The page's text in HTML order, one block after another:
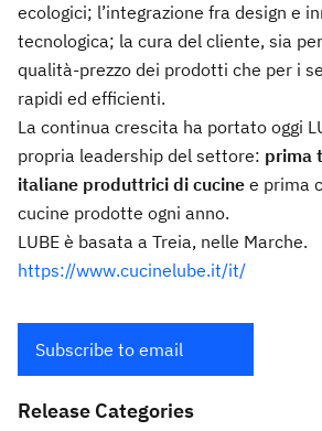
ecologici; l’integrazione fra design e
tecnologica; la cura del cliente, sia
qualità-prezzo dei prodotti che per i
rapidi ed efficienti.
La continua crescita ha portato oggi
propria leadership del settore: prima
italiane produttrici di cucine e prima
cucine prodotte ogni anno.
LUBE è basata a Treia, nelle Marche.
https://www.cucinelube.it/it/
Subscribe to email
Release Categories